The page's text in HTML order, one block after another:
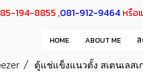
194-8855 ,081-912-9464หรือ
HOME ABOUT ME
ตู้แช่แข็งแนวตั้ง สเตนเลสเ